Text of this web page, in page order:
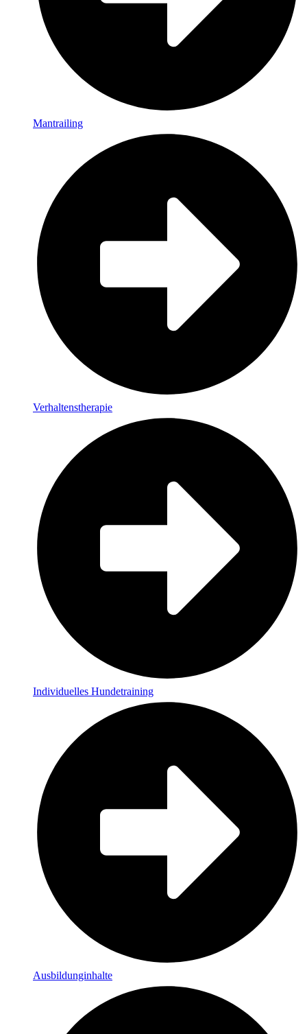
Mantrailing
Verhaltenstherapie
Individuelles Hundetraining
Ausbildunginhalte